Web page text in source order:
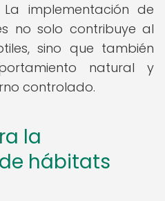
implementación de
no solo contribuye al
sino que también
natural y
controlado.
la
hábitats